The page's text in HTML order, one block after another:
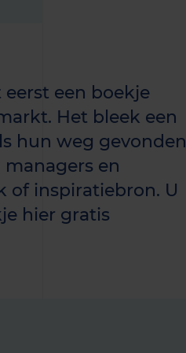
een boekje
Het bleek een
hun weg gevonden
en
of inspiratiebron. U
hier gratis